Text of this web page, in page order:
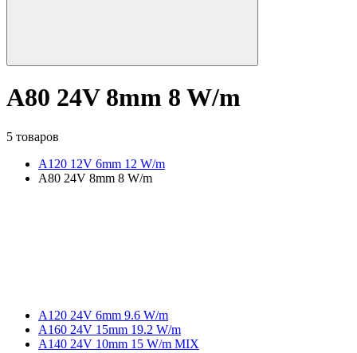
А80 24V 8mm 8 W/m
5 товаров
A120 12V 6mm 12 W/m
А80 24V 8mm 8 W/m
A120 24V 6mm 9.6 W/m
A160 24V 15mm 19.2 W/m
A140 24V 10mm 15 W/m MIX